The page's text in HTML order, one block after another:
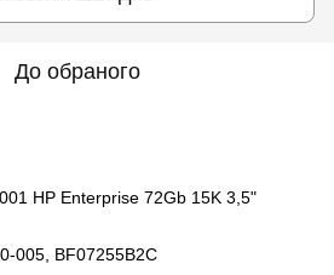
До обраного
HP Enterprise 72Gb 15K 3,5"
005, BF07255B2C